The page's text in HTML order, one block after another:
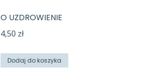
O UZDROWIENIE
4,50 zł
Dodaj do koszyka